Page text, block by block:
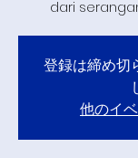
dari
登録は締め切
他のイ